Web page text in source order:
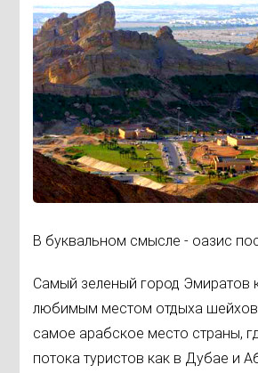
В буквальном смысле - оазис
Самый зеленый город Эмиратов
любимым местом отдыха
самое арабское место страны,
потока туристов как в Дубае и